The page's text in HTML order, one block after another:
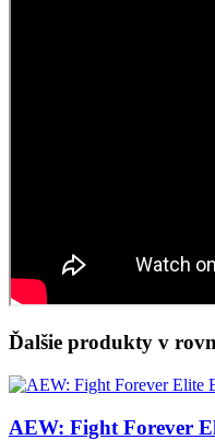
Ďalšie produkty v
AEW: Fight Forever